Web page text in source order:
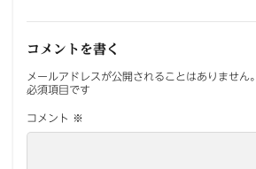
コメントを書く
メールアドレスが公開されることはありません。
必須項目です
コメント ※